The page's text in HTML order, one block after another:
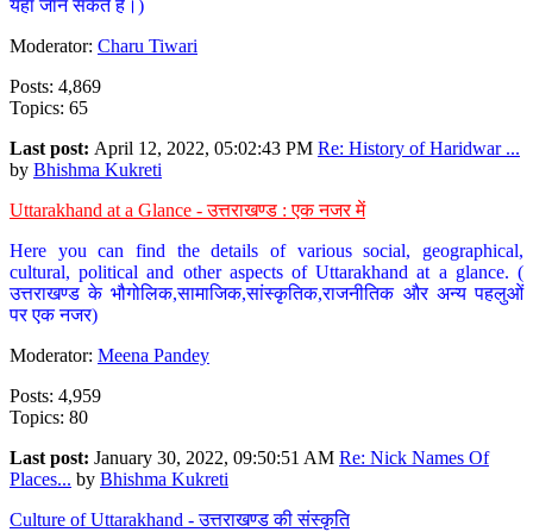
यहां जान सकते हैं।)
Moderator: Charu Tiwari
Posts: 4,869
Topics: 65
Last post: April 12, 2022, 05:02:43 PM Re: History of Haridwar ...
by Bhishma Kukreti
Uttarakhand at a Glance - उत्तराखण्ड : एक नजर में
Here you can find the details of various social, geographical,
cultural, political and other aspects of Uttarakhand at a glance. (
उत्तराखण्ड के भौगोलिक,सामाजिक,सांस्कृतिक,राजनीतिक और अन्य पहलुओं
पर एक नजर)
Moderator: Meena Pandey
Posts: 4,959
Topics: 80
Last post: January 30, 2022, 09:50:51 AM Re: Nick Names Of
Places... by Bhishma Kukreti
Culture of Uttarakhand - उत्तराखण्ड की संस्कृति